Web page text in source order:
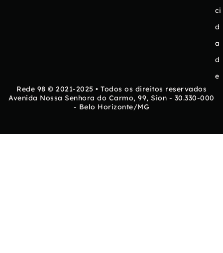
ci
d
a
d
e
Rede 98 © 2021-2025 • Todos os direitos reservados
Avenida Nossa Senhora do Carmo, 99, Sion - 30.330-000
- Belo Horizonte/MG